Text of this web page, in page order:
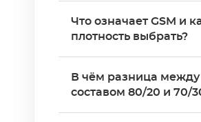
расщеплённых
толщиной менее 1
площадь контакта с
поверхностью в
больше, чем у хлопка.
собирает пыль, грязь
Что означает GSM и
плотность выбрать?
метр) определяет
впитываемость и
долговечность
В чём разница между
составом 80/20 и 70/